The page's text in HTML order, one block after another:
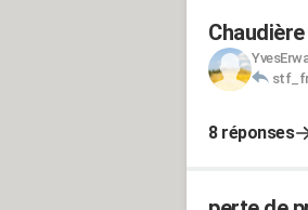
8 réponses